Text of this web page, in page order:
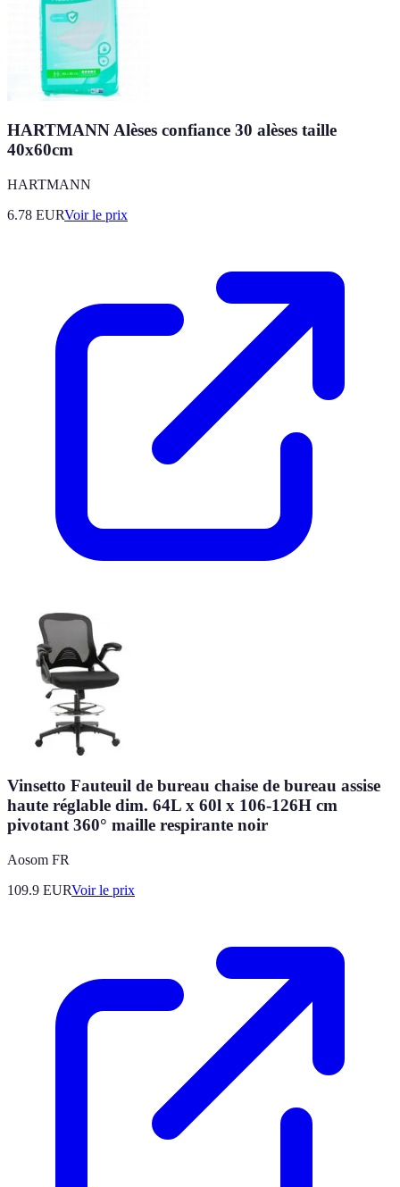
HARTMANN Alèses confiance 30 alèses taille
40x60cm
HARTMANN
6.78 EURVoir le prix
Vinsetto Fauteuil de bureau chaise de bureau assise
haute réglable dim. 64L x 60l x 106-126H cm
pivotant 360° maille respirante noir
Aosom FR
109.9 EURVoir le prix